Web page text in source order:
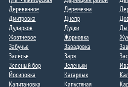
Деревянное Деремезна​​
Дмитровка​ Днепр
Дударков Дудки
Жовтневое Жорновка​
Забучье Завадовка
Залесье Заря
Зеленый бор Зеленьки
Йосиповка Кагарлык
Капитановка Капустяная